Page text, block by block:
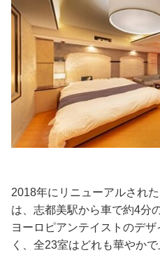
2018年にリニューアルされ
は、志都美駅から車で約4分
ヨーロピアンテイストのデ
く、全23室はどれも華やかで